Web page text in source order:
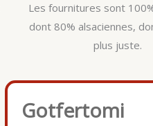
Les fournitures sont
dont 80% alsaciennes,
plus juste.
Gotfertomi